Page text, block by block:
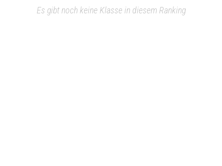
Es gibt noch keine Klasse in diesem Ranking